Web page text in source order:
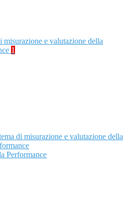
misurazione e valutazione della
1
di misurazione e valutazione della
Performance